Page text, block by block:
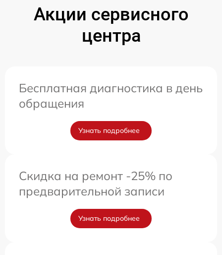
Акции сервисного
центра
Бесплатная диагностика в день
обращения
Узнать подробнее
Скидка на ремонт -25% по
предварительной записи
Узнать подробнее